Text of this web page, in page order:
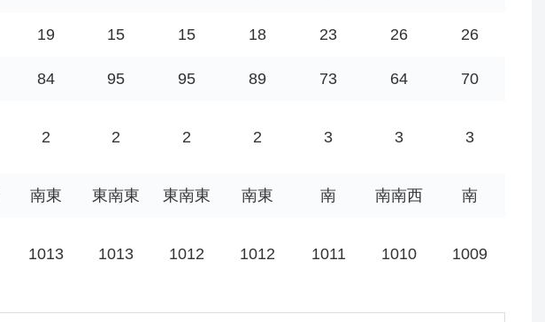
19 15 15 18 23 26 26
84 95 95 89 73 64 70
2 2 2 2 3 3 3
南東 東南東 東南東 南東 南 南南西 南
1013 1013 1012 1012 1011 1010 1009